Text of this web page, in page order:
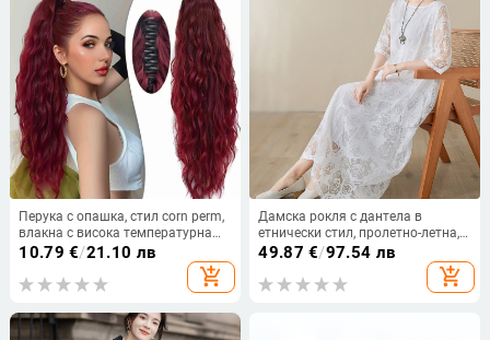
Перука с опашка, стил corn perm,
влакна с висока температурна
устойчивост, модел 7030, Bai
10.79 €/21.10 лв
add_shopping_cart
Дамска рокля с дантела в
етнически стил, пролетно-летна,
широка винтидж рокля, дълга
рокля за морска почивка, с А-
силует и фея
49.87 €/97.54 лв
add_shopping_cart